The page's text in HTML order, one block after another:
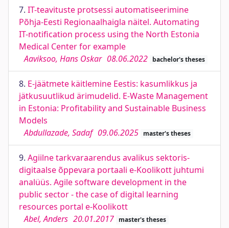
7. IT-teavituste protsessi automatiseerimine
Põhja-Eesti Regionaalhaigla näitel. Automating
IT-notification process using the North Estonia
Medical Center for example
Aaviksoo, Hans Oskar 08.06.2022 bachelor's theses
8. E-jäätmete käitlemine Eestis: kasumlikkus ja
jätkusuutlikud ärimudelid. E-Waste Management
in Estonia: Profitability and Sustainable Business
Models
Abdullazade, Sadaf 09.06.2025 master's theses
9. Agiilne tarkvaraarendus avalikus sektoris-
digitaalse õppevara portaali e-Koolikott juhtumi
analüüs. Agile software development in the
public sector - the case of digital learning
resources portal e-Koolikott
Abel, Anders 20.01.2017 master's theses